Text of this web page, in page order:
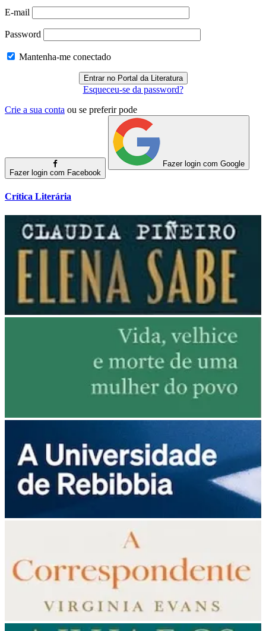
E-mail
Password
Mantenha-me conectado
Esqueceu-se da password?
Crie a sua conta ou se preferir pode
Fazer login com Facebook
Fazer login com Google
Crítica Literária